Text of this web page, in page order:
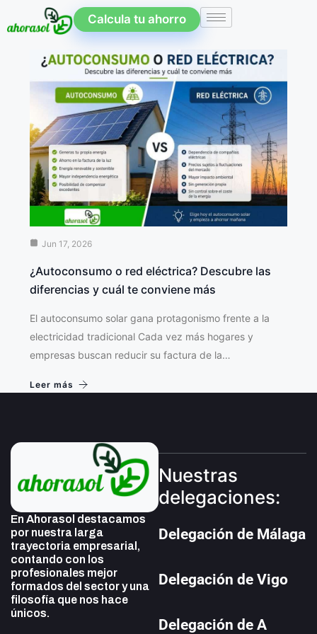
Calcula tu ahorro
Jun 17, 2026
¿Autoconsumo o red eléctrica? Descubre las
diferencias y cuál te conviene más
El autoconsumo solar gana protagonismo frente a la
electricidad tradicional Cada vez más hogares y
empresas buscan reducir su factura de la…
Leer más
En Ahorasol destacamos
por nuestra larga
trayectoria empresarial,
contando con los
profesionales mejor
formados del sector y una
filosofía que nos hace
únicos.
Nuestras
delegaciones:
Delegación de Málaga
Delegación de Vigo
Delegación de A